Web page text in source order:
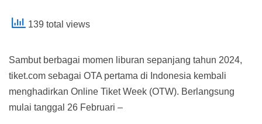
139 total views
Sambut berbagai momen liburan sepanjang tahun 2024,
tiket.com sebagai OTA pertama di Indonesia kembali
menghadirkan Online Tiket Week (OTW). Berlangsung
mulai tanggal 26 Februari –